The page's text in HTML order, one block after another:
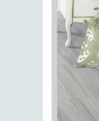
Lenjerii de pat
Lenjerii de pat
Lenjerii de pat Finet
Lenjerii de pat Saten